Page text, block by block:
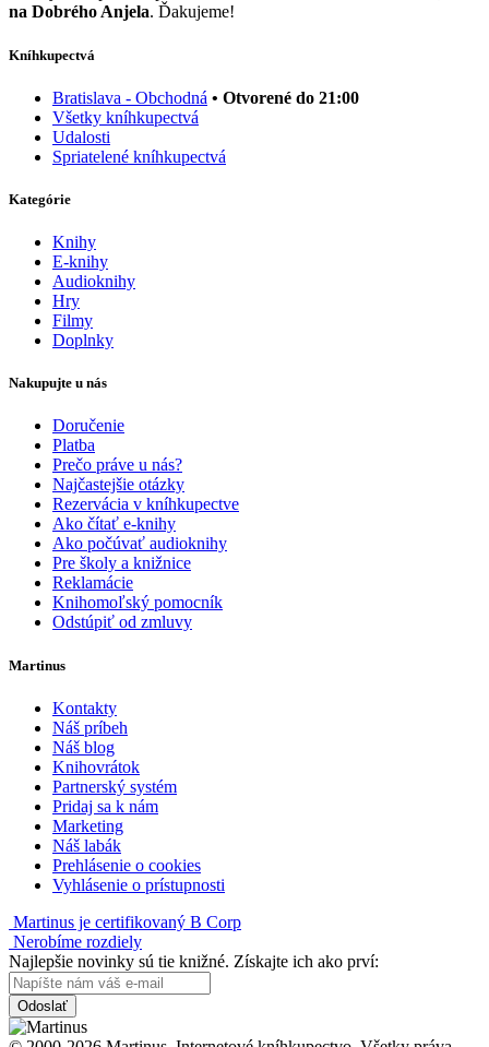
na Dobrého Anjela. Ďakujeme!
Kníhkupectvá
Bratislava - Obchodná • Otvorené do 21:00
Všetky kníhkupectvá
Udalosti
Spriatelené kníhkupectvá
Kategórie
Knihy
E-knihy
Audioknihy
Hry
Filmy
Doplnky
Nakupujte u nás
Doručenie
Platba
Prečo práve u nás?
Najčastejšie otázky
Rezervácia v kníhkupectve
Ako čítať e-knihy
Ako počúvať audioknihy
Pre školy a knižnice
Reklamácie
Knihomoľský pomocník
Odstúpiť od zmluvy
Martinus
Kontakty
Náš príbeh
Náš blog
Knihovrátok
Partnerský systém
Pridaj sa k nám
Marketing
Náš labák
Prehlásenie o cookies
Vyhlásenie o prístupnosti
Martinus je certifikovaný B Corp
Nerobíme rozdiely
Najlepšie novinky sú tie knižné. Získajte ich ako prví:
Odoslať